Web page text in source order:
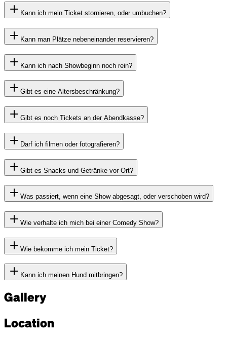
Kann ich mein Ticket stornieren, oder umbuchen?
Kann man Plätze nebeneinander reservieren?
Kann ich nach Showbeginn noch rein?
Gibt es eine Altersbeschränkung?
Gibt es noch Tickets an der Abendkasse?
Darf ich filmen oder fotografieren?
Gibt es Snacks und Getränke vor Ort?
Was passiert, wenn eine Show abgesagt, oder verschoben wird?
Wie verhalte ich mich bei einer Comedy Show?
Wie bekomme ich mein Ticket?
Kann ich meinen Hund mitbringen?
Gallery
Location